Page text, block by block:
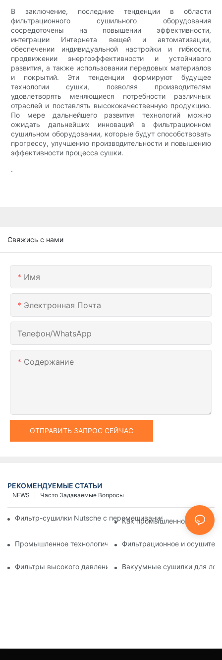
В заключение, последние тенденции в области
фильтрационного сушильного оборудования
сосредоточены на повышении эффективности,
интеграции Интернета вещей и автоматизации,
обеспечении индивидуальной настройки и гибкости,
продвижении энергоэффективности и устойчивого
развития, а также использовании передовых материалов
и покрытий. Эти тенденции формируют будущее
технологии сушки, позволяя производителям
удовлетворять меняющиеся потребности различных
отраслей и поставлять высококачественную продукцию.
По мере дальнейшего развития технологий можно
ожидать дальнейших инноваций в фильтрационном
сушильном оборудовании, которые будут способствовать
прогрессу, улучшению производительности и повышению
эффективности процесса сушки.
.
Свяжись с нами
Имя
Электронная Почта
Телефон/WhatsApp
Содержание
ОТПРАВИТЬ ЗАПРОС СЕЙЧАС
РЕКОМЕНДУЕМЫЕ СТАТЬИ
Часто Задаваемые Вопросы
NEWS
Фильтр-сушилки Nutsche с перемешиванием против
Как промышленное
Промышленное технологическое оборудование:
Фильтрационное и
Фильтры высокого давления Nutsche: применение в
Вакуумные сушилки для